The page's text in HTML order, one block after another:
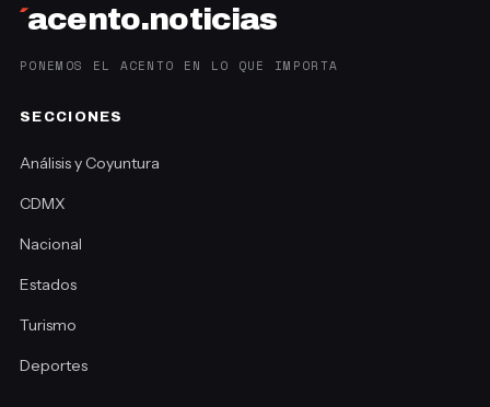
´acento.noticias
PONEMOS EL ACENTO EN LO QUE IMPORTA
SECCIONES
Análisis y Coyuntura
CDMX
Nacional
Estados
Turismo
Deportes